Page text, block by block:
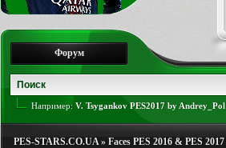
Форум
Например: V. Tsygankov PES2017 by Andrey_Pol
PES-STARS.CO.UA» Faces PES 2016 & PES 2017